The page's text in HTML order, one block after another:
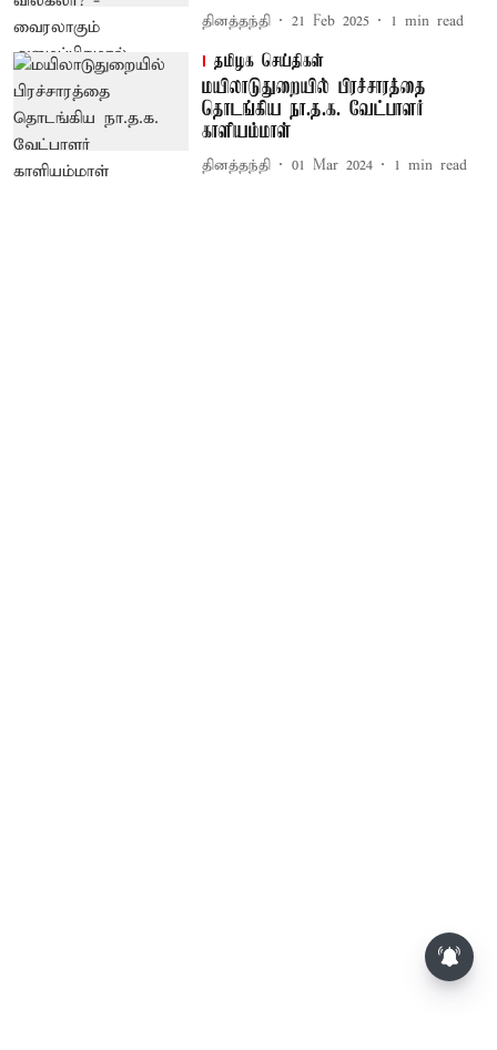
தினத்தந்தி 21 Feb 2025 1 min read
தமிழக செய்திகள்
மயிலாடுதுறையில் பிரச்சாரத்தை
தொடங்கிய நா.த.க. வேட்பாளர்
காளியம்மாள்
தினத்தந்தி 01 Mar 2024 1 min read